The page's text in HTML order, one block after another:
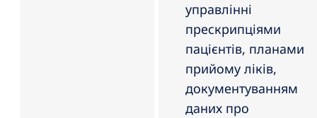
управлінні
прескрипціями
пацієнтів, планами
прийому ліків,
документуванням
даних про